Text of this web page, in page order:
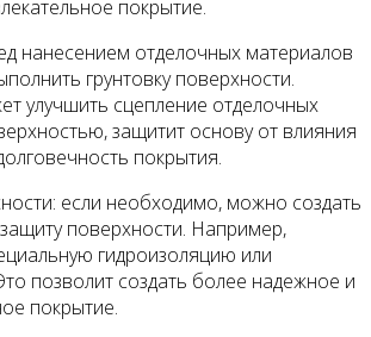
покрытие.
нанесением отделочных материалов
грунтовку поверхности.
улучшить сцепление отделочных
защитит основу от влияния
покрытия.
если необходимо, можно создать
поверхности. Например,
гидроизоляцию или
позволит создать более надежное и
покрытие.